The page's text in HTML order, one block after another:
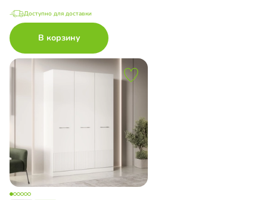
Доступно для доставки
В корзину